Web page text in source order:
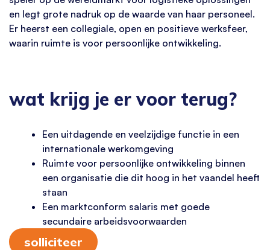
en legt grote nadruk op de waarde van haar personeel.
Er heerst een collegiale, open en positieve werksfeer,
waarin ruimte is voor persoonlijke ontwikkeling.
wat krijg je er voor terug?
Een uitdagende en veelzijdige functie in een
internationale werkomgeving
Ruimte voor persoonlijke ontwikkeling binnen
een organisatie die dit hoog in het vaandel heeft
staan
Een marktconform salaris met goede
secundaire arbeidsvoorwaarden
solliciteer